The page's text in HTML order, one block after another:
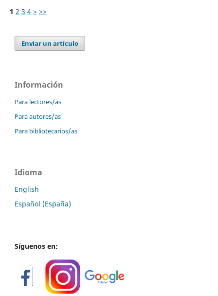
1 2 3 4 > >>
Enviar un artículo
Información
Para lectores/as
Para autores/as
Para bibliotecarios/as
Idioma
English
Español (España)
Síguenos en: